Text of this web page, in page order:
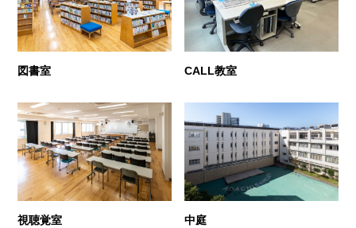
図書室 CALL教室
視聴覚室 中庭